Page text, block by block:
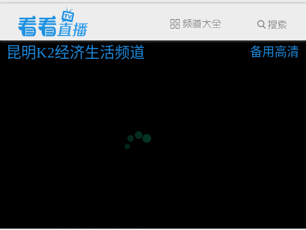
昆明K2经济生活频道 备用高清